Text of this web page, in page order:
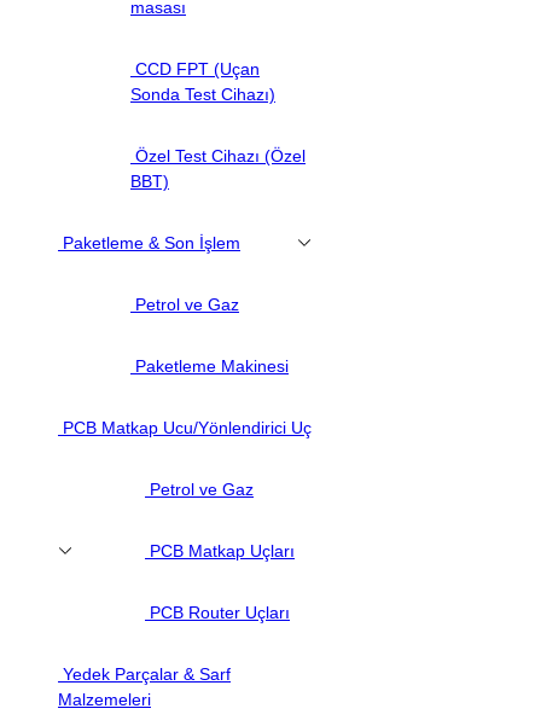
masası
CCD FPT (Uçan
Sonda Test Cihazı)
Özel Test Cihazı (Özel
BBT)
Paketleme & Son İşlem
Petrol ve Gaz
Paketleme Makinesi
PCB Matkap Ucu/Yönlendirici Uç
Petrol ve Gaz
PCB Matkap Uçları
PCB Router Uçları
Yedek Parçalar & Sarf
Malzemeleri